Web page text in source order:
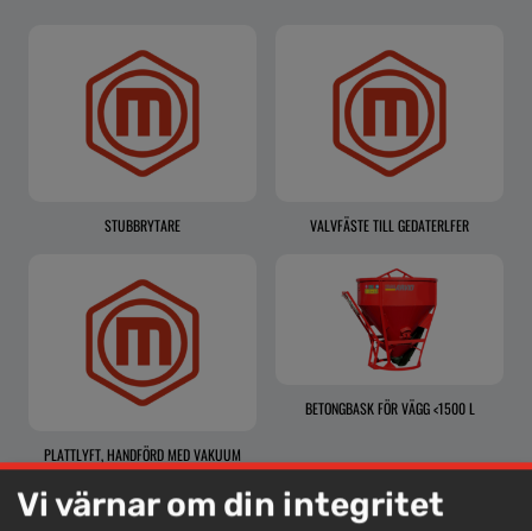
STUBBRYTARE VALVFÄSTE TILL GEDATERLFER
PLATTLYFT, HANDFÖRD MED VAKUUM
BETONGBASK FÖR VÄGG <1500 L
Vi värnar om din integritet